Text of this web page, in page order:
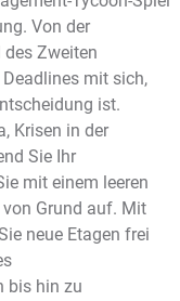
Von der
Zweiten
mit sich,
ist.
Krisen in der
Sie Ihr
mit einem leeren
Grund auf. Mit
neue Etagen frei
bis hin zu